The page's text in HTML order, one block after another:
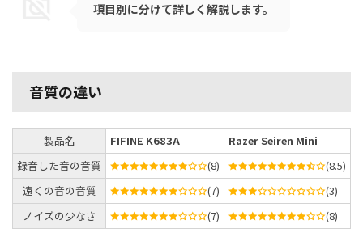
項目別に分けて詳しく解説します。
音質の違い
製品名 FIFINE K683A
Razer Seiren Mini
録音した音の音質
(8)
(8.5)
遠くの音の音質
(7)
(3)
ノイズの少なさ
(7) (8)